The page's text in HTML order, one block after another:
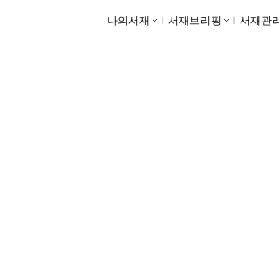
나의서재 ｌ 서재브리핑 ｌ 서재관리